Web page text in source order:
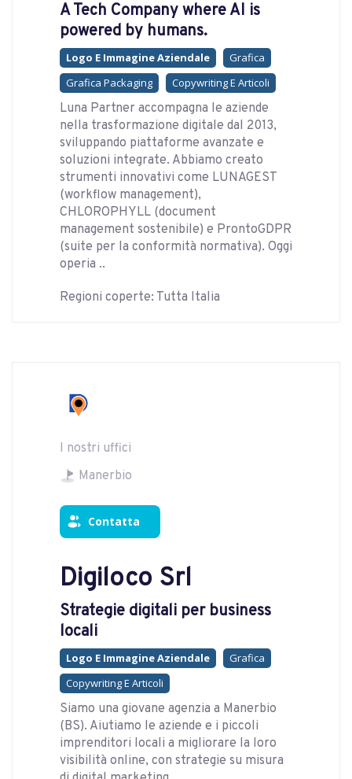
A Tech Company where AI is
powered by humans.
Logo E Immagine Aziendale
Grafica
Grafica Packaging
Copywriting E Articoli
Luna Partner accompagna le aziende
nella trasformazione digitale dal 2013,
sviluppando piattaforme avanzate e
soluzioni integrate. Abbiamo creato
strumenti innovativi come LUNAGEST
(workflow management),
CHLOROPHYLL (document
management sostenibile) e ProntoGDPR
(suite per la conformità normativa). Oggi
operia ..
Regioni coperte: Tutta Italia
I nostri uffici
Manerbio
Contatta
Digiloco Srl
Strategie digitali per business
locali
Logo E Immagine Aziendale
Grafica
Copywriting E Articoli
Siamo una giovane agenzia a Manerbio
(BS). Aiutiamo le aziende e i piccoli
imprenditori locali a migliorare la loro
visibilità online, con strategie su misura